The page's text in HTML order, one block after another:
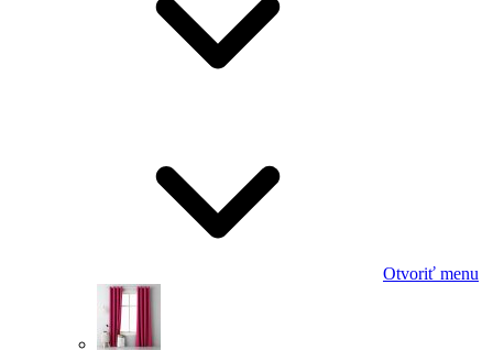
Otvoriť menu